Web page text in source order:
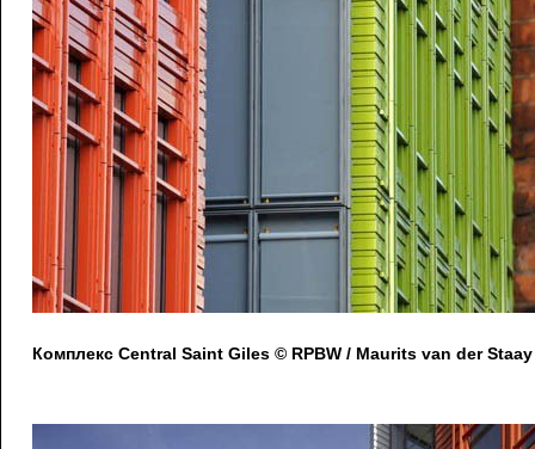
Комплекс Central Saint Giles © RPBW / Maurits van der Staay